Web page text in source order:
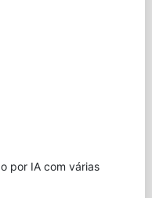
por IA com várias